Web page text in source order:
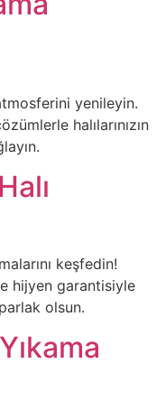
yenileyin.
halılarınızın
keşfedin!
hijyen garantisiyle
olsun.